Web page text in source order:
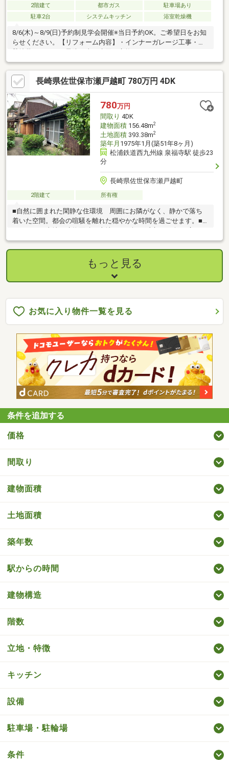
2階建て 都市ガス
駐車場あり
駐車2台
システムキッチン 浴室乾燥機
8/6(木)～8/9(日)予約制見学会開催※当日予約OK。ご希望日をお知
らせください。【リフォーム内容】・インナーガレージ工事・外
壁塗装・シロアリ予防工事・水回り交換（システムキッチン・ユ
ニットバス・洗面化粧台・トイレ）・全部屋フローリング・クロ
ス全張替え・照明器具交換など・・・【おすすめポイント】・シ
ロアリ防除工事施工後5年間保証・お客様に合わせたローンの組み
方や金融機関をご提案。住宅ローンが初めての方でもお気軽にご
相談ください
長崎県佐世保市瀬戸越町 780万円 4DK
780万円
間取り 4DK
建物面積156.48m2
土地面積393.38m2
築年月 1975年1月(築51年8ヶ月)
松浦鉄道西九州線 泉福寺駅 徒歩23
分
長崎県佐世保市瀬戸越町
2階建て 所有権
■自然に囲まれた閑静な住環境 周囲にお隣がなく、静かで落ち
着いた空間。都会の喧騒を離れた穏やかな時間を過ごせます。■
ガーデニングや家庭菜園、バイクスペースにも余裕があります。
■和の趣を残す木造2階建て 1975年築の木造建築。和室中心の間
取りで、古民家の温かみと落ち着きを感じられます。■生活利便
性も確保された立地 マルキョウ大野店や大野モールまでバイク
で約3～5分。眼鏡岩公園も徒歩圏で自然と利便が両立。■東向き
込み、心地よい一日が始まります。
もっと見る
お気に入り物件一覧を見る
条件を追加する
価格
間取り
建物面積
土地面積
築年数
駅からの時間
建物構造
階数
立地・特徴
キッチン
設備
駐車場・駐輪場
条件